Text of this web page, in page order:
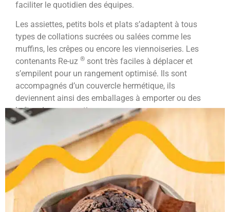
faciliter le quotidien des équipes.
Les assiettes, petits bols et plats s’adaptent à tous
types de collations sucrées ou salées comme les
muffins, les crêpes ou encore les viennoiseries. Les
contenants Re-uz ® sont très faciles à déplacer et
s’empilent pour un rangement optimisé. Ils sont
accompagnés d’un couvercle hermétique, ils
deviennent ainsi des emballages à emporter ou des
boîtes de conservation.